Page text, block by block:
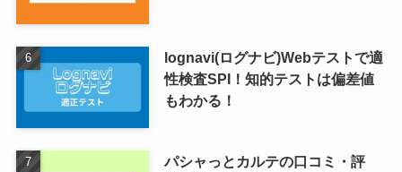
lognavi(ログナビ)Webテストで適
性検査SPI！知的テストは偏差値
もわかる！
パシャっとカルテの口コミ・評